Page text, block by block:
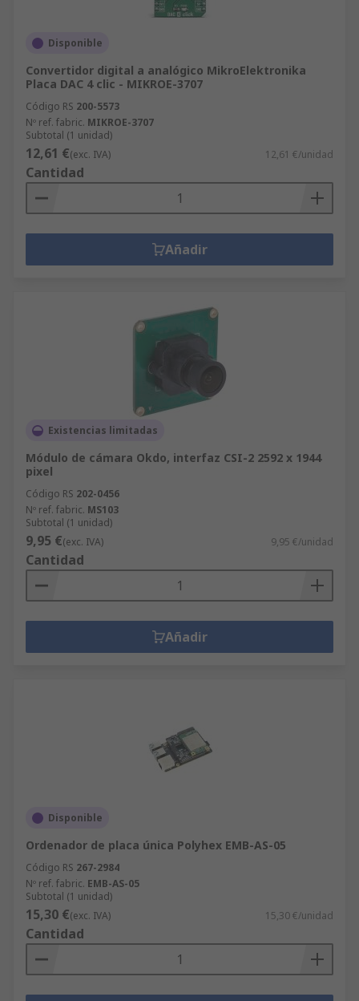
Disponible
Convertidor digital a analógico MikroElektronika
Placa DAC 4 clic - MIKROE-3707
Código RS 200-5573
Nº ref. fabric. MIKROE-3707
Subtotal (1 unidad)
12,61 €(exc. IVA) 12,61 €/unidad
Cantidad
Añadir
Existencias limitadas
Módulo de cámara Okdo, interfaz CSI-2 2592 x 1944
pixel
Código RS 202-0456
Nº ref. fabric. MS103
Subtotal (1 unidad)
9,95 €(exc. IVA) 9,95 €/unidad
Cantidad
Añadir
Disponible
Ordenador de placa única Polyhex EMB-AS-05
Código RS 267-2984
Nº ref. fabric. EMB-AS-05
Subtotal (1 unidad)
15,30 €(exc. IVA) 15,30 €/unidad
Cantidad